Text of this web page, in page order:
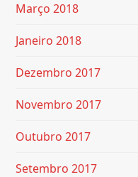
Março 2018
Janeiro 2018
Dezembro 2017
Novembro 2017
Outubro 2017
Setembro 2017